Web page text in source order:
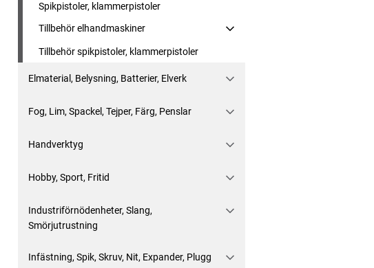
Spikpistoler, klammerpistoler
Tillbehör elhandmaskiner
Tillbehör spikpistoler, klammerpistoler
Elmaterial, Belysning, Batterier, Elverk
Fog, Lim, Spackel, Tejper, Färg, Penslar
Handverktyg
Hobby, Sport, Fritid
Industriförnödenheter, Slang,
Smörjutrustning
Infästning, Spik, Skruv, Nit, Expander, Plugg